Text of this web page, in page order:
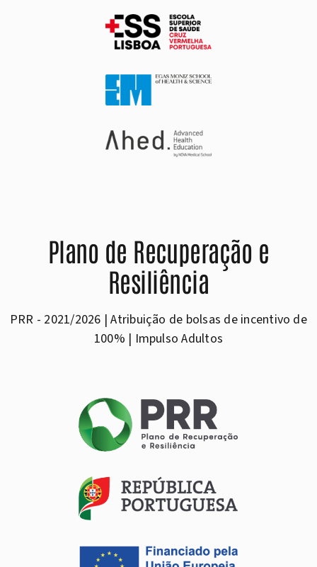
Plano de Recuperação e
Resiliência
PRR - 2021/2026 | Atribuição de bolsas de incentivo de
100% | Impulso Adultos